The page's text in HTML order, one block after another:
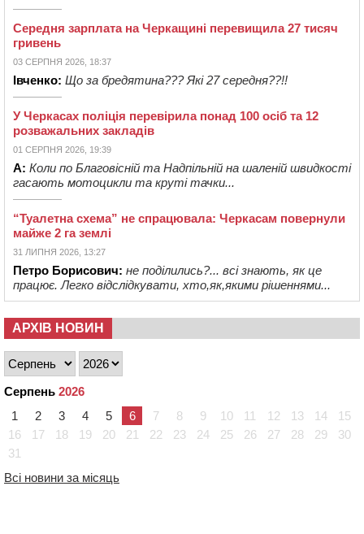
Середня зарплата на Черкащині перевищила 27 тисяч
гривень
03 СЕРПНЯ 2026, 18:37
Івченко: Що за бредятина??? Які 27 середня??!!
У Черкасах поліція перевірила понад 100 осіб та 12
розважальних закладів
01 СЕРПНЯ 2026, 19:39
А: Коли по Благовісній та Надпільній на шаленій швидкості
гасають мотоцикли та круті тачки...
“Туалетна схема” не спрацювала: Черкасам повернули
майже 2 га землі
31 ЛИПНЯ 2026, 13:27
Петро Борисович: не поділились?... всі знають, як це
працює. Легко відслідкувати, хто,як,якими рішеннями...
АРХІВ НОВИН
Серпень 2026
1
2 3 4 5 6 7 8 9 10 11 12 13 14
15
16
17 18 19 20 21 22 23 24 25 26 27 28 29
30
31
Всі новини за місяць